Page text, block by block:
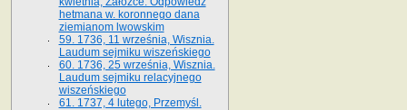
hetmana w. koronnego dana
ziemianom lwowskim
59. 1736, 11 września, Wisznia.
Laudum sejmiku wiszeńskiego
60. 1736, 25 września, Wisznia.
Laudum sejmiku relacyjnego
wiszeńskiego
61. 1737, 4 lutego, Przemyśl.